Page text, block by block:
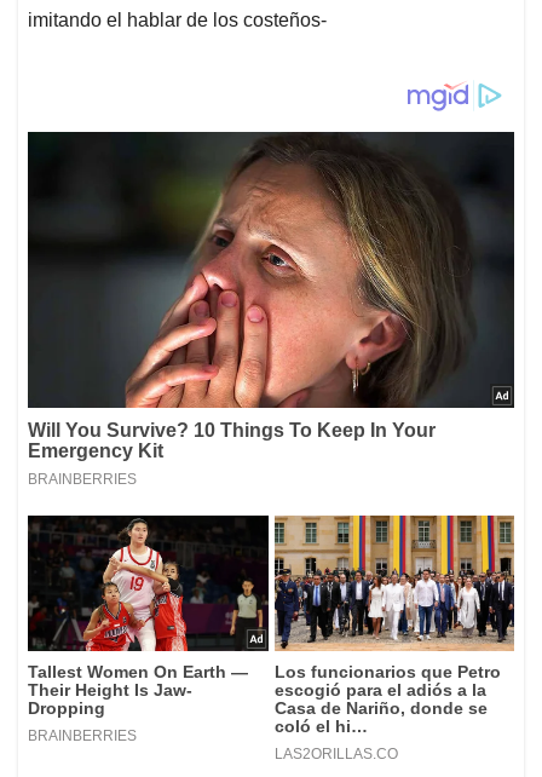
imitando el hablar de los costeños-